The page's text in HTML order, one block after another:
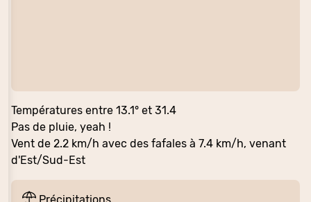
Températures entre 13.1° et 31.4
Pas de pluie, yeah !
Vent de 2.2 km/h avec des fafales à 7.4 km/h, venant
d'Est/Sud-Est